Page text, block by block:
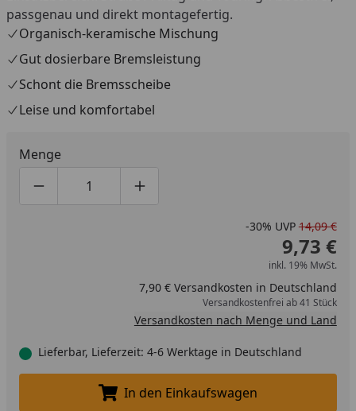
passgenau und direkt montagefertig.
Organisch-keramische Mischung
Gut dosierbare Bremsleistung
Schont die Bremsscheibe
Leise und komfortabel
Menge
Produktmenge um eins verringern
Produktmenge manuell eingeben
Produktmenge um eins erhöhen
-30% UVP 14,09 €
9,73 €
inkl. 19% MwSt.
7,90 € Versandkosten in Deutschland
Versandkostenfrei ab 41 Stück
Versandkosten nach Menge und Land
Lieferbar, Lieferzeit: 4-6 Werktage in Deutschland
In den Einkaufswagen legen
In den Einkaufswagen